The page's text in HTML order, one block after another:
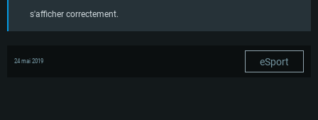
s'afficher correctement.
24 mai 2019 eSport